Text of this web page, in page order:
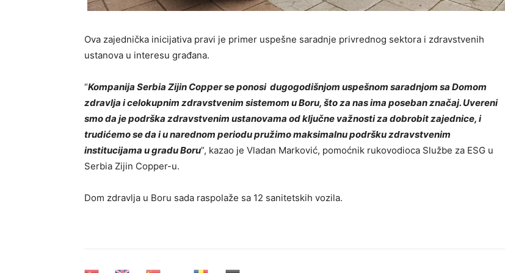
Ova zajednička inicijativa pravi je primer uspešne saradnje privrednog sektora i zdravstvenih
ustanova u interesu građana.
“Kompanija Serbia Zijin Copperseponosi dugogodišnjom uspešnom saradnjom sa Domom
zdravlja i celokupnim zdravstvenim sistemom u Boru, što za nas ima poseban značaj. Uvereni
smo da je podrška zdravstvenim ustanovama od ključne važnosti za dobrobit zajednice, i
trudićemo se da i u narednom periodu pružimomaksimalnu podrškuzdravstvenim
institucijama u gradu Boru”, kazao je Vladan Marković, pomoćnik rukovodioca Službe za ESG u
Serbia Zijin Copper-u.
Dom zdravlja u Boru sada raspolaže sa 12 sanitetskih vozila.